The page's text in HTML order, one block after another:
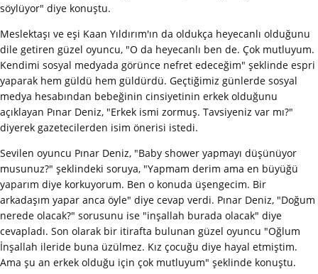
söylüyor" diye konuştu.
Meslektaşı ve eşi Kaan Yıldırım'ın da oldukça heyecanlı olduğunu
dile getiren güzel oyuncu, "O da heyecanlı ben de. Çok mutluyum.
Kendimi sosyal medyada görünce nefret edeceğim" şeklinde espri
yaparak hem güldü hem güldürdü. Geçtiğimiz günlerde sosyal
medya hesabından bebeğinin cinsiyetinin erkek olduğunu
açıklayan Pınar Deniz, "Erkek ismi zormuş. Tavsiyeniz var mı?"
diyerek gazetecilerden isim önerisi istedi.
Sevilen oyuncu Pınar Deniz, "Baby shower yapmayı düşünüyor
musunuz?" şeklindeki soruya, "Yapmam derim ama en büyüğü
yaparım diye korkuyorum. Ben o konuda üşengecim. Bir
arkadaşım yapar anca öyle" diye cevap verdi. Pınar Deniz, "Doğum
nerede olacak?" sorusunu ise "inşallah burada olacak" diye
cevapladı. Son olarak bir itirafta bulunan güzel oyuncu "Oğlum
İnşallah ileride buna üzülmez. Kız çocuğu diye hayal etmiştim.
Ama şu an erkek olduğu için çok mutluyum" şeklinde konuştu.